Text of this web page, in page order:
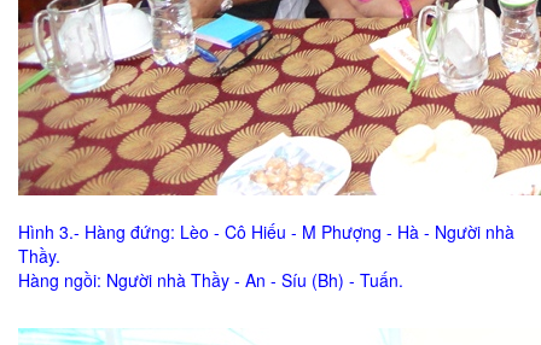
Hình 3.- Hàng đứng: Lèo - Cô Hiếu - M Phượng - Hà - Người nhà
Thầy.
Hàng ngồi: Người nhà Thầy - An - Síu (Bh) - Tuấn.